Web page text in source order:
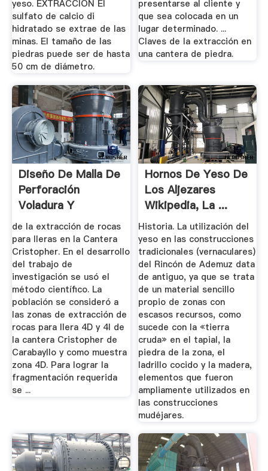
yeso. EXTRACCIÓN El
sulfato de calcio di
hidratado se extrae de las
minas. El tamaño de las
piedras puede ser de hasta
50 cm de diámetro.
presentarse al cliente y
que sea colocada en un
lugar determinado. ...
Claves de la extracción en
una cantera de piedra.
Diseño De Malla De
Perforación
Voladura Y
Extracción De ...
de la extracción de rocas
para lleras en la Cantera
Cristopher. En el desarrollo
del trabajo de
investigación se usó el
método científico. La
población se consideró a
las zonas de extracción de
rocas para llera 4D y 4I de
la cantera Cristopher de
Carabayllo y como muestra
zona 4D. Para lograr la
fragmentación requerida
se ...
Hornos De Yeso De
Los Aljezares
Wikipedia, La ...
Historia. La utilización del
yeso en las construcciones
tradicionales (vernaculares)
del Rincón de Ademuz data
de antiguo, ya que se trata
de un material sencillo
propio de zonas con
escasos recursos, como
sucede con la «tierra
cruda» en el tapial, la
piedra de la zona, el
ladrillo cocido y la madera,
elementos que fueron
ampliamente utilizados en
las construcciones
mudéjares.